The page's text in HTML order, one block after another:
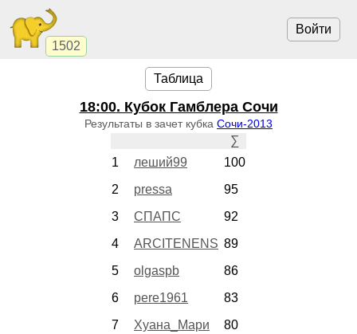
1502
Войти
Таблица
18:00. Кубок Гамблера Сочи
Результаты в зачет кубка Сочи-2013
∑
1
леший99
100
2
pressa
95
3
СПАПС
92
4
ARCITENENS 89
5
olgaspb
86
6
pere1961
83
7
Хуана_Мари
80